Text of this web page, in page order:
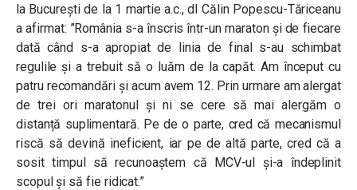
la București de la 1 martie a.c., dl Călin Popescu-Tăriceanu
a afirmat: ”România s-a înscris într-un maraton și de fiecare
dată când s-a apropiat de linia de final s-au schimbat
regulile și a trebuit să o luăm de la capăt. Am început cu
patru recomandări și acum avem 12. Prin urmare am alergat
de trei ori maratonul și ni se cere să mai alergăm o
distanță suplimentară. Pe de o parte, cred că mecanismul
riscă să devină ineficient, iar pe de altă parte, cred că a
sosit timpul să recunoaștem că MCV-ul și-a îndeplinit
scopul și să fie ridicat.”